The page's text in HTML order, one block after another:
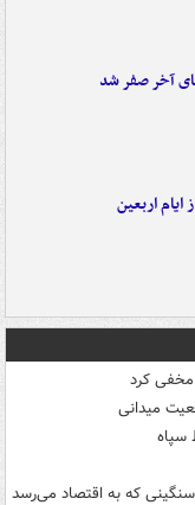
آخر صفر شد
اربعین
کرد
میدانی
سپاه
که به اقتصاد می‌رسد